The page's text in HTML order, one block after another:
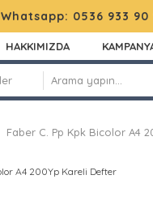
Whatsapp: 0536 933 90
HAKKIMIZDA
Faber C. Pp Kpk Bicolor A4